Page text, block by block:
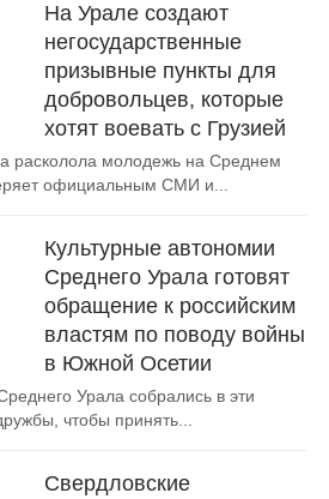
На Урале создают
негосударственные
призывные пункты для
добровольцев, которые
хотят воевать с Грузией
расколола молодежь на Среднем
официальным СМИ и...
Культурные автономии
Среднего Урала готовят
обращение к российским
властям по поводу войны
в Южной Осетии
Урала собрались в эти
чтобы принять...
Свердловские